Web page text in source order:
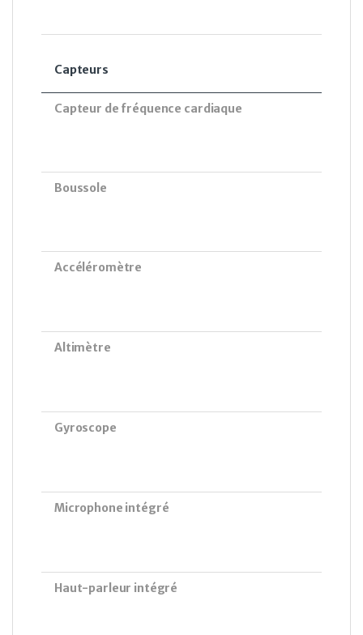
Capteurs
Capteur de fréquence cardiaque
Boussole
Accéléromètre
Altimètre
Gyroscope
Microphone intégré
Haut-parleur intégré